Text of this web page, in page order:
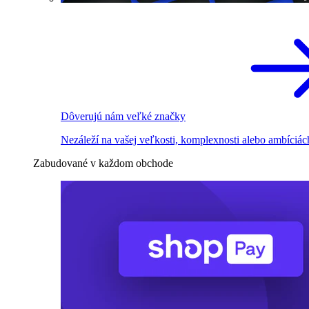
Dôverujú nám veľké značky
Nezáleží na vašej veľkosti, komplexnosti alebo
Zabudované v každom obchode